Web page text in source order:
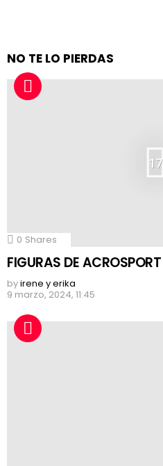
NO TE LO PIERDAS
17
0 Shares
FIGURAS DE ACROSPORT
byirene y erika
9 marzo, 2024, 11:45